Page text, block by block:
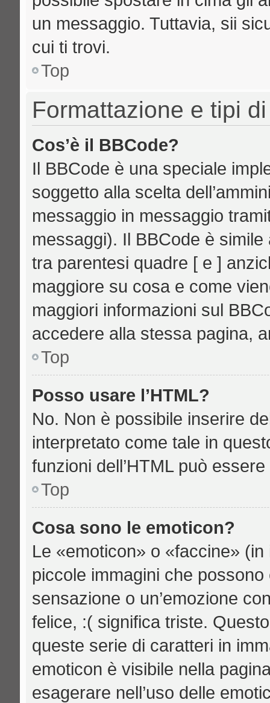
un messaggio. Tuttavia, sii
cui ti trovi.
Top
Formattazione e tipi
Cos’è il BBCode?
Il BBCode è una speciale
soggetto alla scelta
messaggio in messaggio
messaggi). Il BBCode è
tra parentesi quadre [ e ]
maggiore su cosa e come
maggiori informazioni sul
accedere alla stessa pagina,
Top
Posso usare l’HTML?
No. Non è possibile inserire
interpretato come tale in
funzioni dell’HTML può
Top
Cosa sono le emoticon?
Le «emoticon» o «faccine»
piccole immagini che
sensazione o un’emozione
felice, :( significa triste.
queste serie di caratteri in
emoticon è visibile nella
esagerare nell’uso delle